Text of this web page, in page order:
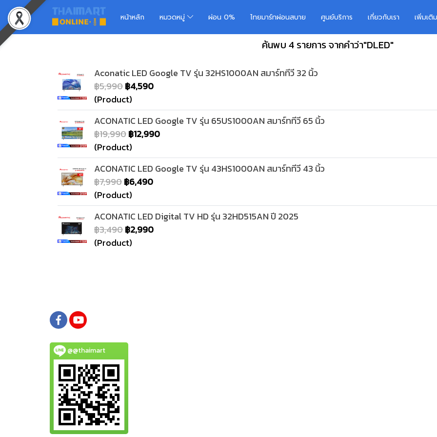
หน้าหลัก หมวดหมู่ ผ่อน 0% ไทยมาร์ทผ่อนสบาย ศูนย์บริการ เกี่ยวกับเรา เพิ่มเ
ค้นพบ 4 รายการ จากคำว่า"DLED"
Aconatic LED Google TV รุ่น 32HS1000AN สมาร์ททีวี 32 นิ้ว
฿5,990฿4,590
(Product)
ACONATIC LED Google TV รุ่น 65US1000AN สมาร์ททีวี 65 นิ้ว
฿19,990฿12,990
(Product)
ACONATIC LED Google TV รุ่น 43HS1000AN สมาร์ททีวี 43 นิ้ว
฿7,990฿6,490
(Product)
ACONATIC LED Digital TV HD รุ่น 32HD515AN ปี 2025
฿3,490฿2,990
(Product)
@@thaimart